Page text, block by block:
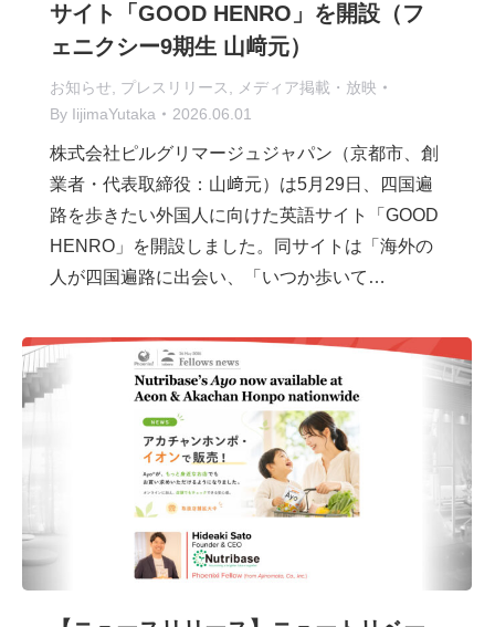
サイト「GOOD HENRO」を開設（フ
ェニクシー9期生 山﨑元）
お知らせ プレスリリース
メディア掲載・放映
By IijimaYutaka 2026.06.01
株式会社ピルグリマージュジャパン（京都市、創
業者・代表取締役：山﨑元）は5月29日、四国遍
路を歩きたい外国人に向けた英語サイト「GOOD
HENRO」を開設しました。同サイトは「海外の
人が四国遍路に出会い、「いつか歩いて…